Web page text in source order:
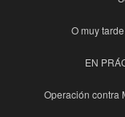
O muy
EN
Operación contra